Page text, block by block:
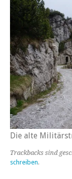
Die alte
Trackbacks sind
schreiben.